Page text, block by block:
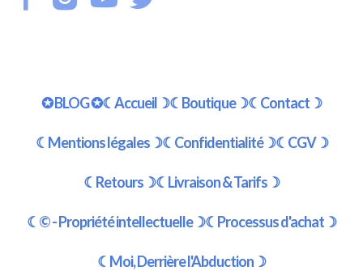
✪ BLOG ✪☾Accueil☽☾Boutique☽☾Contact☽
☾Mentions légales☽☾Confidentialité☽☾CGV☽
☾Retours☽☾Livraison & Tarifs☽
☾© - Propriété intellectuelle☽☾Processus d'achat☽
☾Moi, Derrière l'Abduction☽